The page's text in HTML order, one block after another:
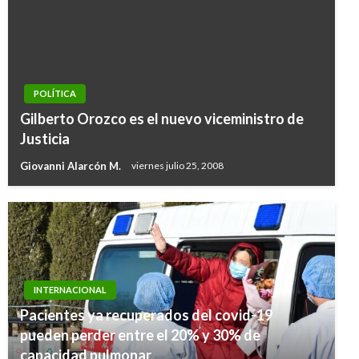
POLÍTICA
Gilberto Orozco es el nuevo viceministro de
Justicia
Giovanni Alarcón M. viernes julio 25, 2008
INTERNACIONAL
Pacientes ya recuperados del covid-19
pueden perder entre el 20% y 30% de
capacidad pulmonar